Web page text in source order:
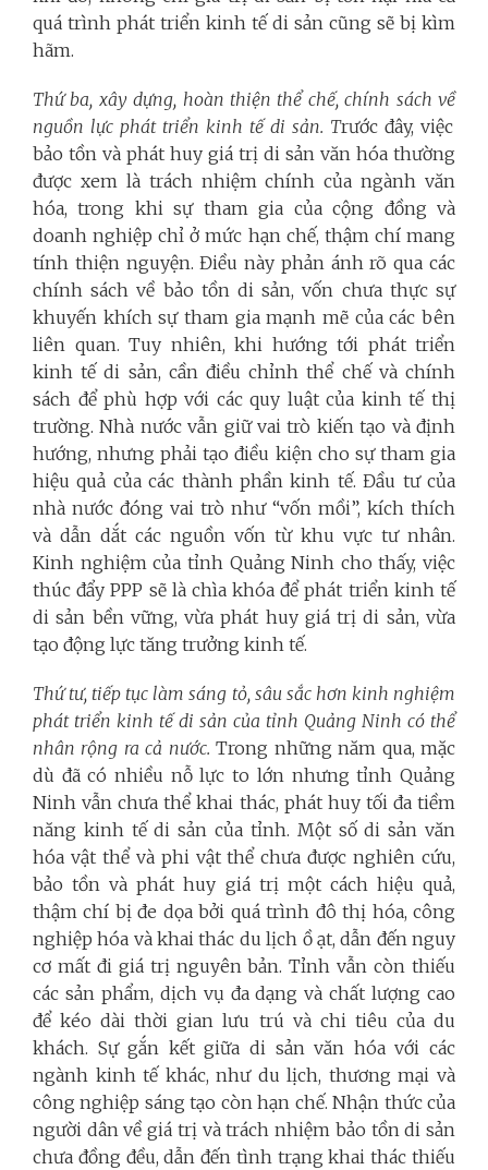
quá trình phát triển kinh tế di sản cũng sẽ bị kìm
hãm.
Thứ ba, xây dựng, hoàn thiện thể chế, chính sách về
nguồn lực phát triển kinh tế di sản. Trước đây, việc
bảo tồn và phát huy giá trị di sản văn hóa thường
được xem là trách nhiệm chính của ngành văn
hóa, trong khi sự tham gia của cộng đồng và
doanh nghiệp chỉ ở mức hạn chế, thậm chí mang
tính thiện nguyện. Điều này phản ánh rõ qua các
chính sách về bảo tồn di sản, vốn chưa thực sự
khuyến khích sự tham gia mạnh mẽ của các bên
liên quan. Tuy nhiên, khi hướng tới phát triển
kinh tế di sản, cần điều chỉnh thể chế và chính
sách để phù hợp với các quy luật của kinh tế thị
trường. Nhà nước vẫn giữ vai trò kiến tạo và định
hướng, nhưng phải tạo điều kiện cho sự tham gia
hiệu quả của các thành phần kinh tế. Đầu tư của
nhà nước đóng vai trò như “vốn mồi”, kích thích
và dẫn dắt các nguồn vốn từ khu vực tư nhân.
Kinh nghiệm của tỉnh Quảng Ninh cho thấy, việc
thúc đẩy PPP sẽ là chìa khóa để phát triển kinh tế
di sản bền vững, vừa phát huy giá trị di sản, vừa
tạo động lực tăng trưởng kinh tế.
Thứ tư, tiếp tục làm sáng tỏ, sâu sắc hơn kinh nghiệm
phát triển kinh tế di sản của tỉnh Quảng Ninh có thể
nhân rộng ra cả nước.Trong những năm qua, mặc
dù đã có nhiều nỗ lực to lớn nhưng tỉnh Quảng
Ninh vẫn chưa thể khai thác, phát huy tối đa tiềm
năng kinh tế di sản của tỉnh. Một số di sản văn
hóa vật thể và phi vật thể chưa được nghiên cứu,
bảo tồn và phát huy giá trị một cách hiệu quả,
thậm chí bị đe dọa bởi quá trình đô thị hóa, công
nghiệp hóa và khai thác du lịch ồ ạt, dẫn đến nguy
cơ mất đi giá trị nguyên bản. Tỉnh vẫn còn thiếu
các sản phẩm, dịch vụ đa dạng và chất lượng cao
để kéo dài thời gian lưu trú và chi tiêu của du
khách. Sự gắn kết giữa di sản văn hóa với các
ngành kinh tế khác, như du lịch, thương mại và
công nghiệp sáng tạo còn hạn chế. Nhận thức của
người dân về giá trị và trách nhiệm bảo tồn di sản
chưa đồng đều, dẫn đến tình trạng khai thác thiếu